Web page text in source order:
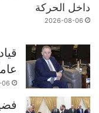
داخل الحركة
2026-08-06